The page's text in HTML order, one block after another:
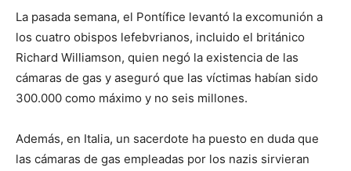
La pasada semana, el Pontífice levantó la excomunión a
los cuatro obispos lefebvrianos, incluido el británico
Richard Williamson, quien negó la existencia de las
cámaras de gas y aseguró que las víctimas habían sido
300.000 como máximo y no seis millones.
Además, en Italia, un sacerdote ha puesto en duda que
las cámaras de gas empleadas por los nazis sirvieran